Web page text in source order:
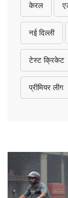
केरल
नई दिल्ली
टेस्ट क्रिकेट
प्रीमियर लीग